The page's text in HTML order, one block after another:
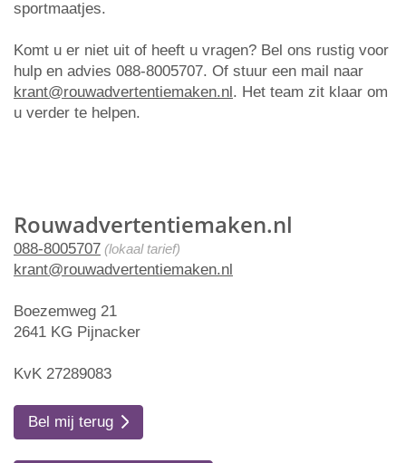
Rouwadvertentiemaken.nl
088-8005707 (lokaal tarief)
krant@rouwadvertentiemaken.nl
Boezemweg 21
2641 KG Pijnacker
KvK 27289083
Bel mij terug
sportmaatjes.
Komt u er niet uit of heeft u vragen? Bel ons rustig voor
hulp en advies 088-8005707. Of stuur een mail naar
krant@rouwadvertentiemaken.nl. Het team zit klaar om
u verder te helpen.